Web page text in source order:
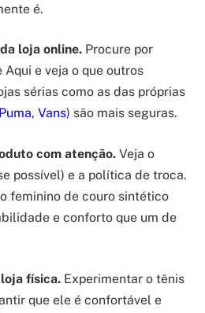
é.
loja online. Procure por
e veja o que outros
sérias como as das próprias
Puma, Vans) são mais seguras.
com atenção. Veja o
possível) e a política de troca.
feminino de couro sintético
e conforto que um de
física. Experimentar o tênis
que ele é confortável e